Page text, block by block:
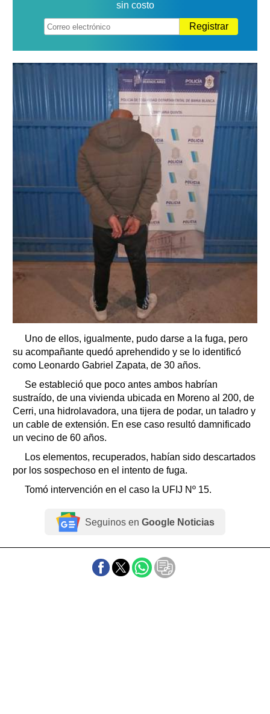
sin costo
Registrar
Uno de ellos, igualmente, pudo darse a la fuga, pero
su acompañante quedó aprehendido y se lo identificó
como Leonardo Gabriel Zapata, de 30 años.
Se estableció que poco antes ambos habrían
sustraído, de una vivienda ubicada en Moreno al 200, de
Cerri, una hidrolavadora, una tijera de podar, un taladro y
un cable de extensión. En ese caso resultó damnificado
un vecino de 60 años.
Los elementos, recuperados, habían sido descartados
por los sospechoso en el intento de fuga.
Tomó intervención en el caso la UFIJ Nº 15.
Seguinos en Google Noticias